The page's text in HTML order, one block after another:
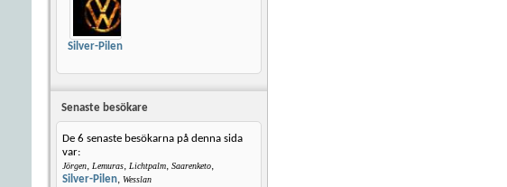
Silver-Pilen
Senaste besökare
De 6 senaste besökarna på denna sida
var:
Jörgen, Lemuras, Lichtpalm, Saarenketo,
Silver-Pilen, Wesslan